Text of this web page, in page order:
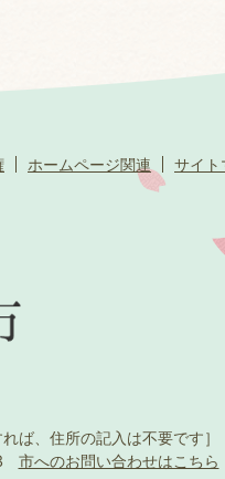
ホームページ関連 サイト
ば、住所の記入は不要です］
市へのお問い合わせはこちら